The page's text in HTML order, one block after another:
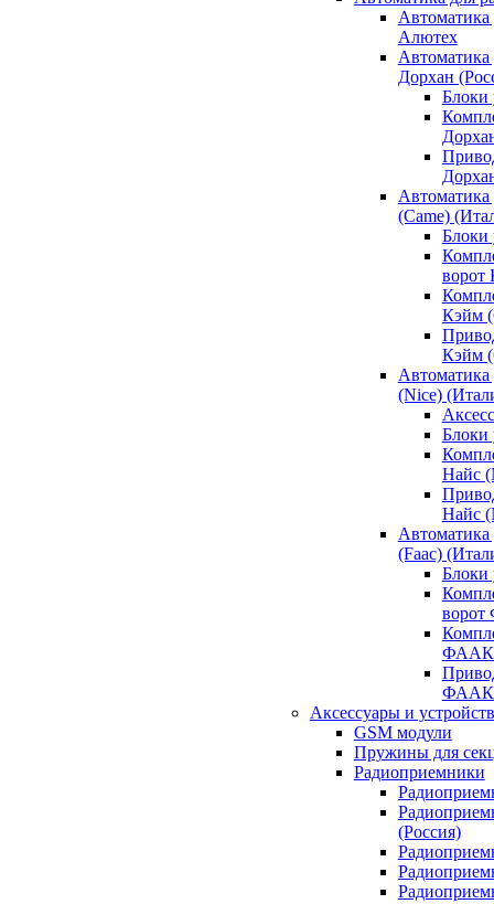
Алютех
Дорхан
Блоки
(Came)
Блоки
ворот
Кэйм
Кэйм
(Nice)
Блоки
Найс
Найс
(Faac)
ФААК
ФААК
Аксессуары и
GSM модули
Пружины для
Радиоприемники
(Россия)